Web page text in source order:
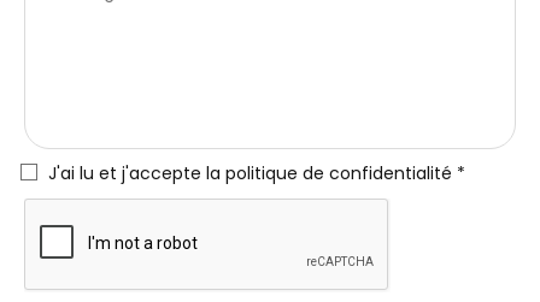
J'ai lu et j'accepte la politique de confidentialité *